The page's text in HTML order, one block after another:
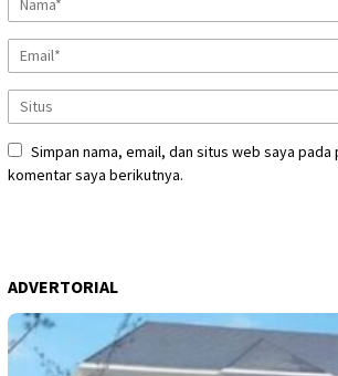
Simpan nama, email, dan situs web saya pada
komentar saya berikutnya.
ADVERTORIAL